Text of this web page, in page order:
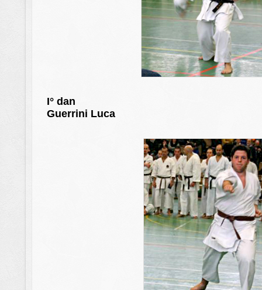
I° dan
Guerrini Luca